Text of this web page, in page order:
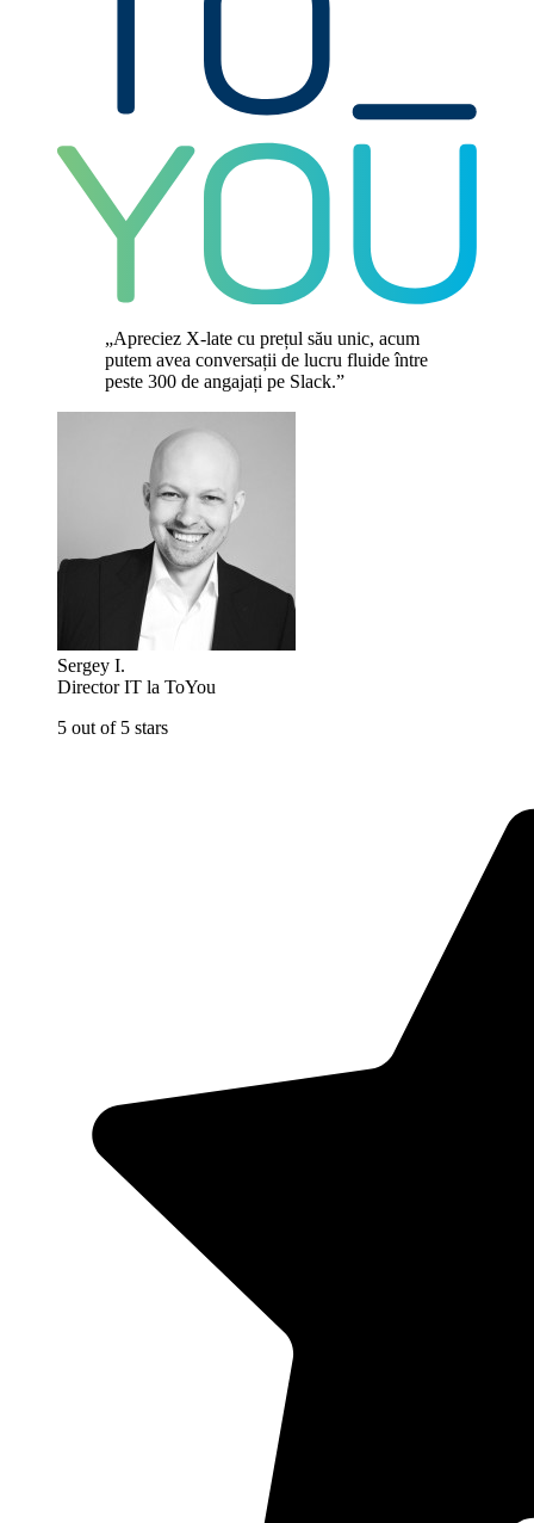
„Apreciez X-late cu prețul său unic, acum
putem avea conversații de lucru fluide între
peste 300 de angajați pe Slack.”
Sergey I.
Director IT la ToYou
5 out of 5 stars